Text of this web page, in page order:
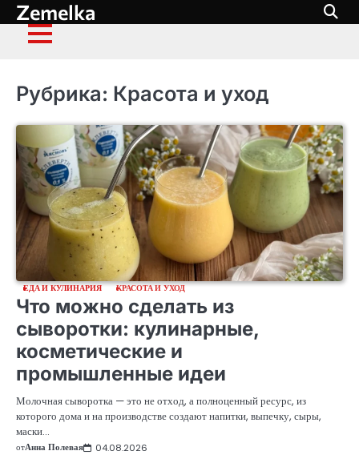
Перейти
к
содержимому
Zemelka
Рубрика: Красота и уход
ЕДА И КУЛИНАРИЯ КРАСОТА И УХОД
Что можно сделать из
сыворотки: кулинарные,
косметические и
промышленные идеи
Молочная сыворотка — это не отход, а полноценный ресурс, из
которого дома и на производстве создают напитки, выпечку, сыры,
маски…
отАнна Полевая 04.08.2026